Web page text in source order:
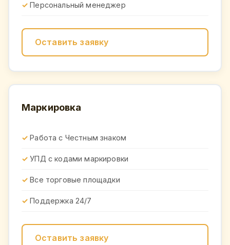
Персональный менеджер
Оставить заявку
Маркировка
Работа с Честным знаком
УПД с кодами маркировки
Все торговые площадки
Поддержка 24/7
Оставить заявку